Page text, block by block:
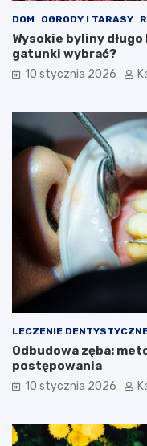
r
y
y
z
c
y
n
i
w
e
s
t
y
b
a
k
r
l
l
m
m
DOM OGRODY I TARASY
Wysokie byliny
gatunki wybrać?
10 stycznia 2026
LECZENIE
Odbudowa zęba:
postępowania
10 stycznia 2026